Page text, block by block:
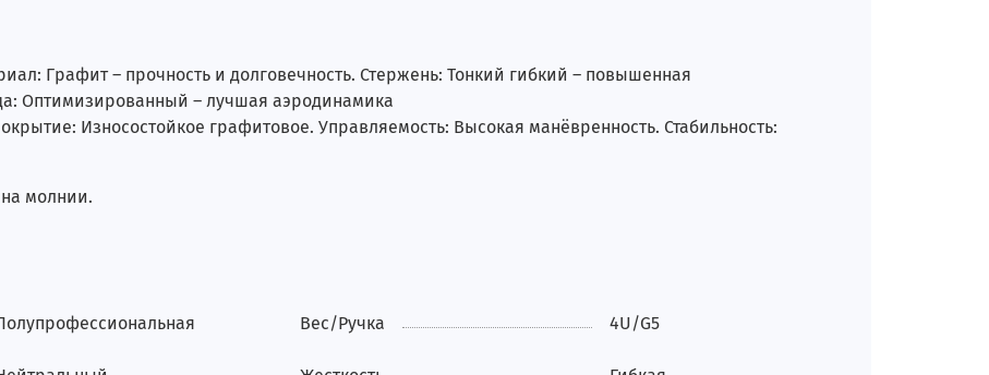
Графит – прочность и долговечность. Стержень: Тонкий гибкий – повышенная
Оптимизированный – лучшая аэродинамика
Износостойкое графитовое. Управляемость: Высокая манёвренность. Стабильность:
молнии.
Вес/Ручка 4U/G5